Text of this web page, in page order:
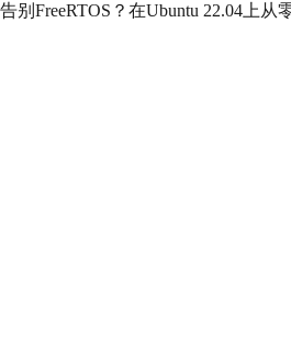
告别FreeRTOS？在Ubuntu 22.04上